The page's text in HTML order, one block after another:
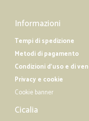
Informazioni
Tempi di spedizione
Metodi di pagamento
Condizioni d'uso e di
Privacy e cookie
Cookie banner
Cicalia